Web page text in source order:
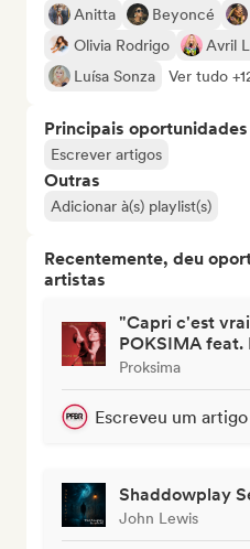
Anitta Beyoncé
Olivia Rodrigo
Avril
Luísa Sonza
Ver tudo
Principais oportunidades
Escrever artigos
Outras
Adicionar à(s) playlist(s)
Recentemente, deu
artistas
"Capri c'est
POKSIMA feat.
Proksima
Escreveu um artigo
Shaddowplay
John Lewis